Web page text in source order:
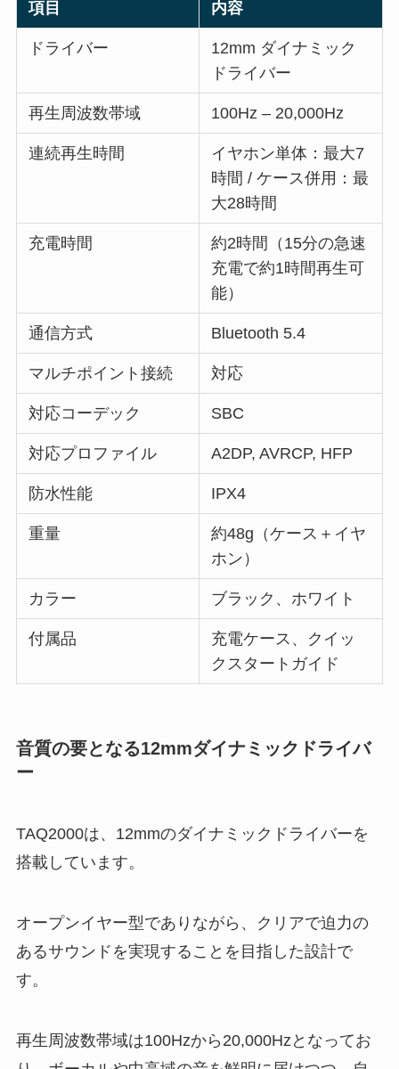
項目 内容
ドライバー
12mm ダイナミック
ドライバー
再生周波数帯域 100Hz – 20,000Hz
連続再生時間
イヤホン単体：最大7
時間 / ケース併用：最
大28時間
充電時間
約2時間（15分の急速
充電で約1時間再生可
能）
通信方式 Bluetooth 5.4
マルチポイント接続 対応
対応コーデック SBC
対応プロファイル A2DP, AVRCP, HFP
防水性能 IPX4
重量
約48g（ケース＋イヤ
ホン）
カラー ブラック、ホワイト
付属品
充電ケース、クイッ
クスタートガイド
音質の要となる12mmダイナミックドライバ
ー
TAQ2000は、12mmのダイナミックドライバーを
搭載しています。
オープンイヤー型でありながら、クリアで迫力の
あるサウンドを実現することを目指した設計で
す。
再生周波数帯域は100Hzから20,000Hzとなってお